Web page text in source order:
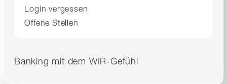
Login vergessen
Offene Stellen
Banking mit dem WIR-Gefühl